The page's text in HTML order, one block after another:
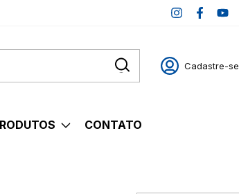
Cadastre-se
CONTATO